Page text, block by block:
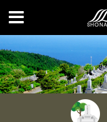
MENU